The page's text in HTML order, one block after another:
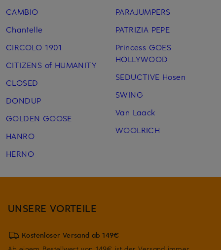
CAMBIO
Chantelle
CIRCOLO 1901
CITIZENS of HUMANITY
CLOSED
DONDUP
GOLDEN GOOSE
HANRO
HERNO
PARAJUMPERS
PATRIZIA PEPE
Princess GOES
HOLLYWOOD
SEDUCTIVE Hosen
SWING
Van Laack
WOOLRICH
UNSERE VORTEILE
Kostenloser Versand ab 149€